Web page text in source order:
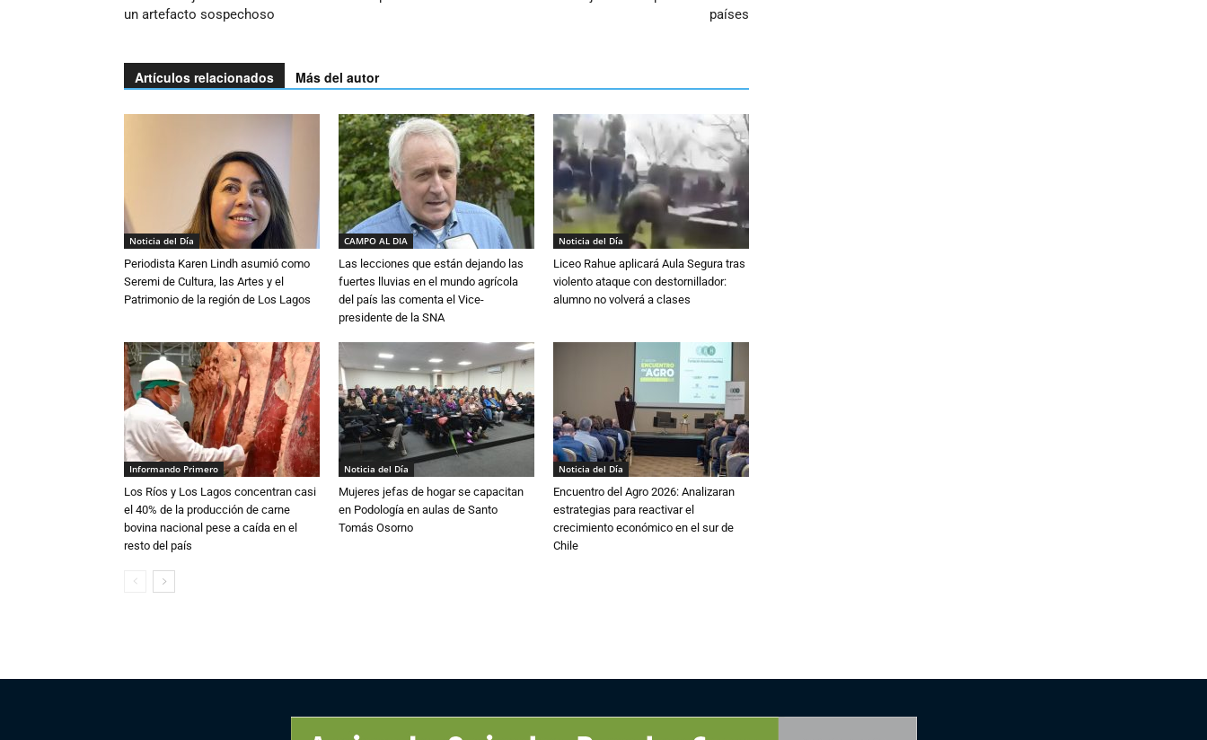
un artefacto sospechoso
países
Artículos relacionados Más del autor
Noticia del Día
Periodista Karen Lindh asumió como
Seremi de Cultura, las Artes y el
Patrimonio de la región de Los Lagos
CAMPO AL DIA
Las lecciones que están dejando las
fuertes lluvias en el mundo agrícola
del país las comenta el Vice-
presidente de la SNA
Noticia del Día
Liceo Rahue aplicará Aula Segura tras
violento ataque con destornillador:
alumno no volverá a clases
Informando Primero
Los Ríos y Los Lagos concentran casi
el 40% de la producción de carne
bovina nacional pese a caída en el
resto del país
Noticia del Día
Mujeres jefas de hogar se capacitan
en Podología en aulas de Santo
Tomás Osorno
Noticia del Día
Encuentro del Agro 2026: Analizaran
estrategias para reactivar el
crecimiento económico en el sur de
Chile